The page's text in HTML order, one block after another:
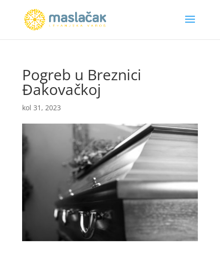
Pogreb u Breznici
Đakovačkoj
kol 31, 2023